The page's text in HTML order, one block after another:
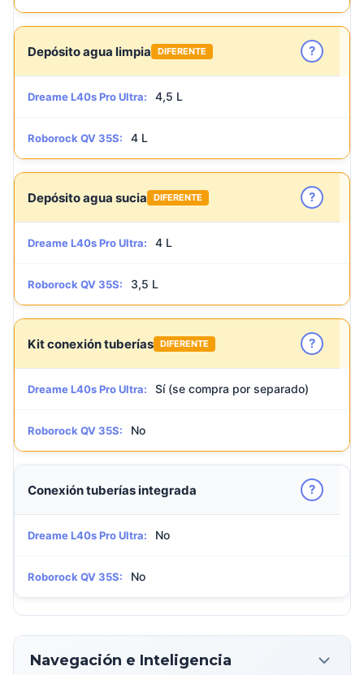
Depósito agua limpia DIFERENTE ?
Dreame L40s Pro Ultra: 4,5 L
Roborock QV 35S: 4 L
Depósito agua sucia DIFERENTE ?
Dreame L40s Pro Ultra: 4 L
Roborock QV 35S: 3,5 L
Kit conexión tuberías DIFERENTE ?
Dreame L40s Pro Ultra: Sí (se compra por separado)
Roborock QV 35S: No
Conexión tuberías integrada ?
Dreame L40s Pro Ultra: No
Roborock QV 35S: No
Navegación e Inteligencia